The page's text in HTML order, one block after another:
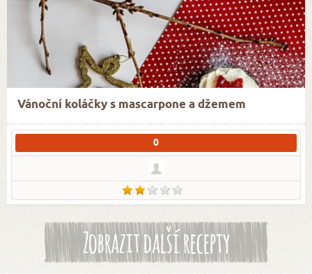
Vánoční koláčky s mascarpone a džemem
0
Zobrazit další recepty